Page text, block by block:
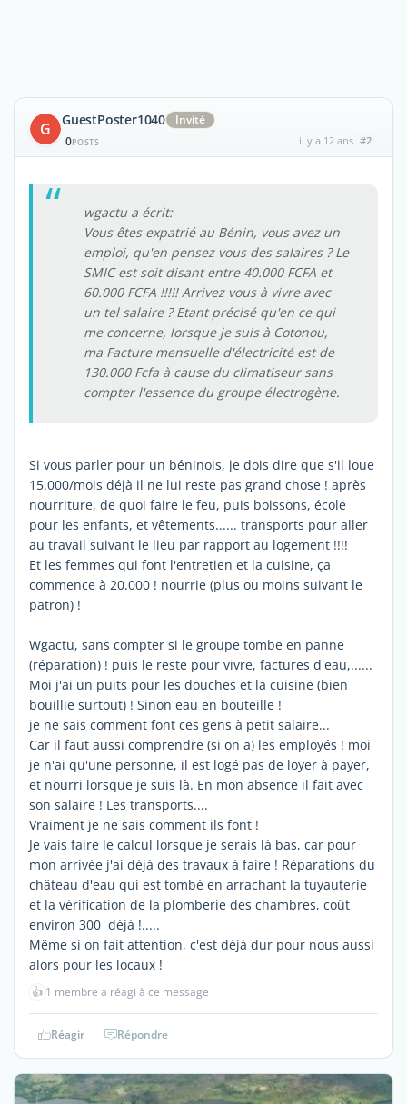
G GuestPoster1040
Invité
0POSTS il y a 12 ans #2
wgactu a écrit:
Vous êtes expatrié au Bénin, vous avez un
emploi, qu'en pensez vous des salaires ? Le
SMIC est soit disant entre 40.000 FCFA et
60.000 FCFA !!!!! Arrivez vous à vivre avec
un tel salaire ? Etant précisé qu'en ce qui
me concerne, lorsque je suis à Cotonou,
ma Facture mensuelle d'électricité est de
130.000 Fcfa à cause du climatiseur sans
compter l'essence du groupe électrogène.
Si vous parler pour un béninois, je dois dire que s'il loue
15.000/mois déjà il ne lui reste pas grand chose ! après
nourriture, de quoi faire le feu, puis boissons, école
pour les enfants, et vêtements...... transports pour aller
au travail suivant le lieu par rapport au logement !!!!
Et les femmes qui font l'entretien et la cuisine, ça
commence à 20.000 ! nourrie (plus ou moins suivant le
patron) !
Wgactu, sans compter si le groupe tombe en panne
(réparation) ! puis le reste pour vivre, factures d'eau,......
Moi j'ai un puits pour les douches et la cuisine (bien
bouillie surtout) ! Sinon eau en bouteille !
je ne sais comment font ces gens à petit salaire...
Car il faut aussi comprendre (si on a) les employés ! moi
je n'ai qu'une personne, il est logé pas de loyer à payer,
et nourri lorsque je suis là. En mon absence il fait avec
son salaire ! Les transports....
Vraiment je ne sais comment ils font !
Je vais faire le calcul lorsque je serais là bas, car pour
mon arrivée j'ai déjà des travaux à faire ! Réparations du
château d'eau qui est tombé en arrachant la tuyauterie
et la vérification de la plomberie des chambres, coût
environ 300 déjà !.....
Même si on fait attention, c'est déjà dur pour nous aussi
alors pour les locaux !
👍 1 membre a réagi à ce message
Réagir Répondre